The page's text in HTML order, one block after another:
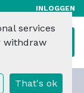
INLOGGEN
services
withdraw
That's ok